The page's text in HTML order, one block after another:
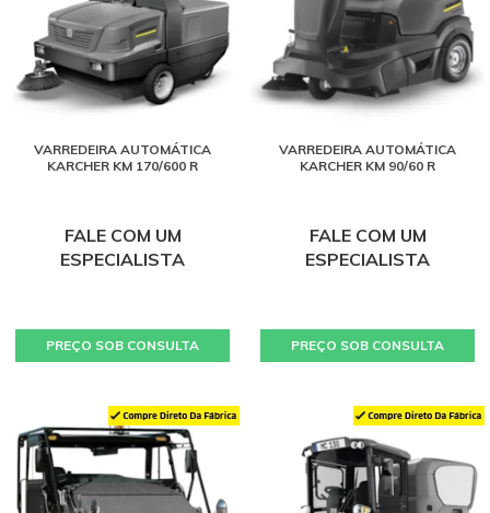
VARREDEIRA AUTOMÁTICA
KARCHER KM 170/600 R
FALE COM UM
ESPECIALISTA
PREÇO SOB CONSULTA
VARREDEIRA AUTOMÁTICA
KARCHER KM 90/60 R
FALE COM UM
ESPECIALISTA
PREÇO SOB CONSULTA